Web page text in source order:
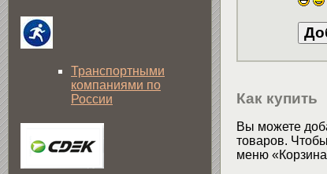
Как купить
Вы можете
товаров.
меню
Транспортными
компаниями по
России